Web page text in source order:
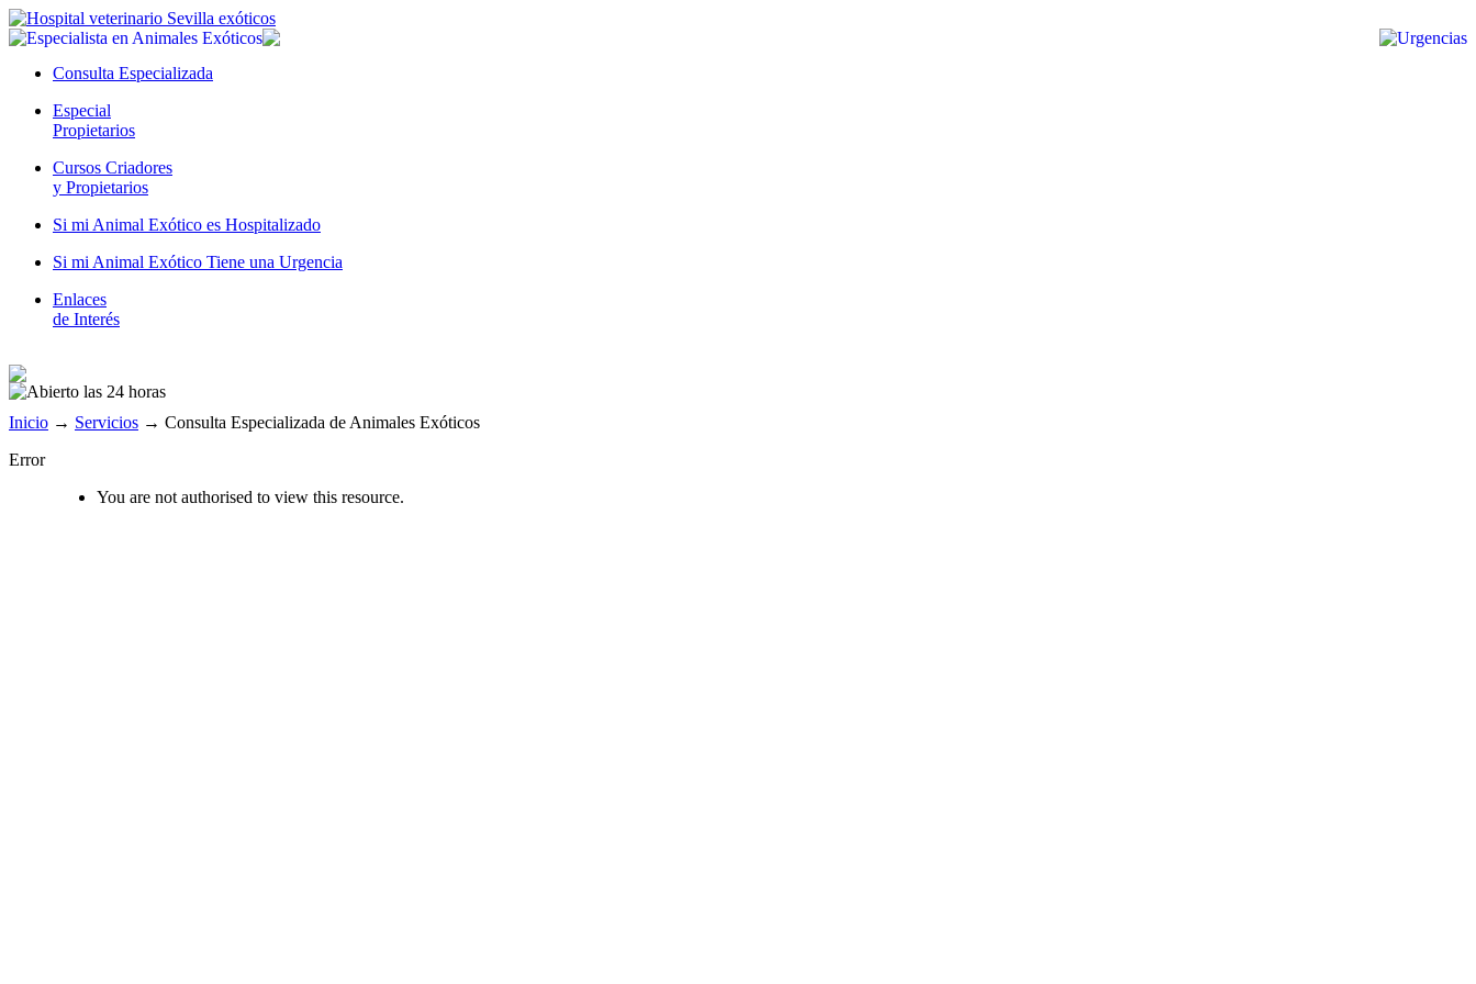
Consulta Especializada
Especial
Propietarios
Cursos Criadores
y Propietarios
Si mi Animal Exótico es Hospitalizado
Si mi Animal Exótico Tiene una Urgencia
Enlaces
de Interés
Inicio → Servicios → Consulta Especializada de Animales Exóticos
Error
You are not authorised to view this resource.